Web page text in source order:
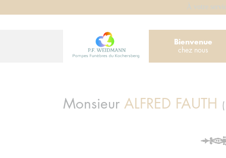
À votre
Bienvenue
chez nous
Monsieur ALFRED FAUTH